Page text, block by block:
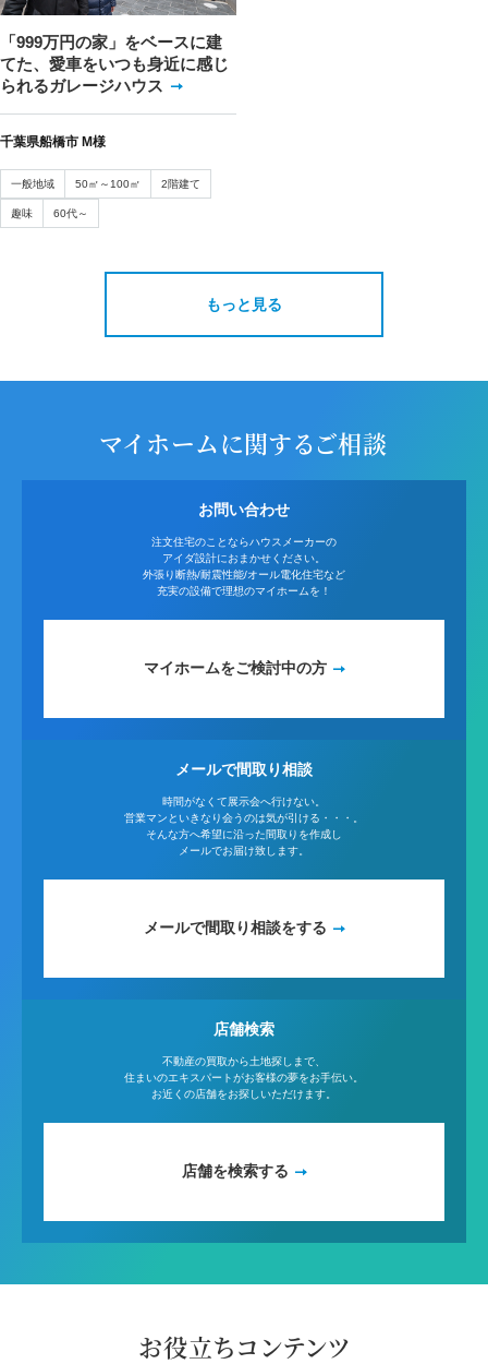
「999万円の家」をベースに建
てた、愛車をいつも身近に感じ
られるガレージハウス
千葉県船橋市 M様
一般地域 50㎡～100㎡ 2階建て
趣味 60代～
もっと見る
マイホームに関するご相談
お問い合わせ
注文住宅のことならハウスメーカーの
アイダ設計におまかせください。
外張り断熱/耐震性能/オール電化住宅など
充実の設備で理想のマイホームを！
マイホームをご検討中の方
メールで間取り相談
時間がなくて展示会へ行けない。
営業マンといきなり会うのは気が引ける・・・。
そんな方へ希望に沿った間取りを作成し
メールでお届け致します。
メールで間取り相談をする
店舗検索
不動産の買取から土地探しまで、
住まいのエキスパートがお客様の夢をお手伝い。
お近くの店舗をお探しいただけます。
店舗を検索する
お役立ちコンテンツ